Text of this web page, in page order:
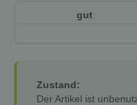
gut
Zustand:
Der Artikel ist